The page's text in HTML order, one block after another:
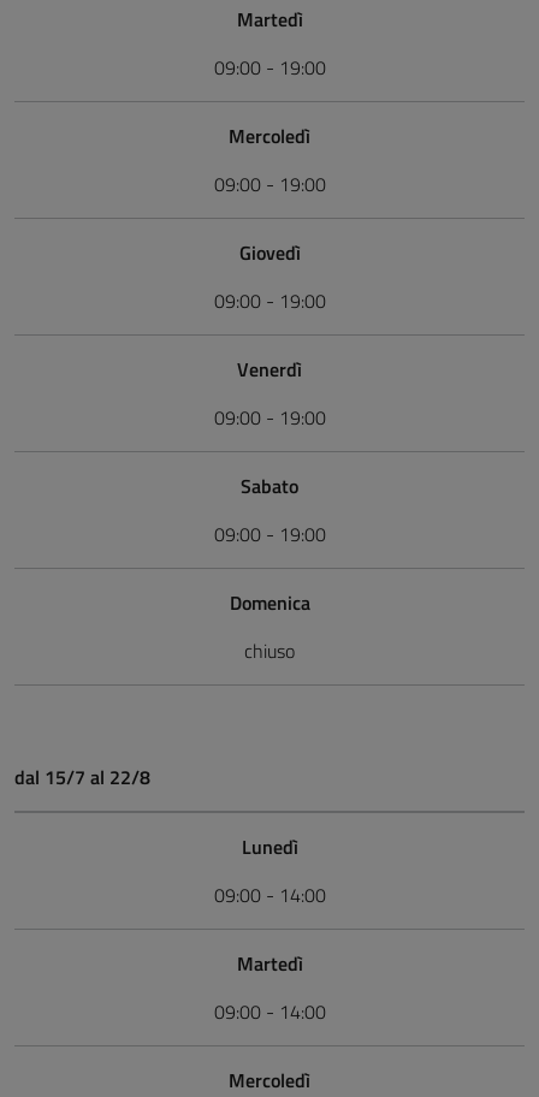
Martedì
09:00 - 19:00
Mercoledì
09:00 - 19:00
Giovedì
09:00 - 19:00
Venerdì
09:00 - 19:00
Sabato
09:00 - 19:00
Domenica
chiuso
dal 15/7 al 22/8
Lunedì
09:00 - 14:00
Martedì
09:00 - 14:00
Mercoledì